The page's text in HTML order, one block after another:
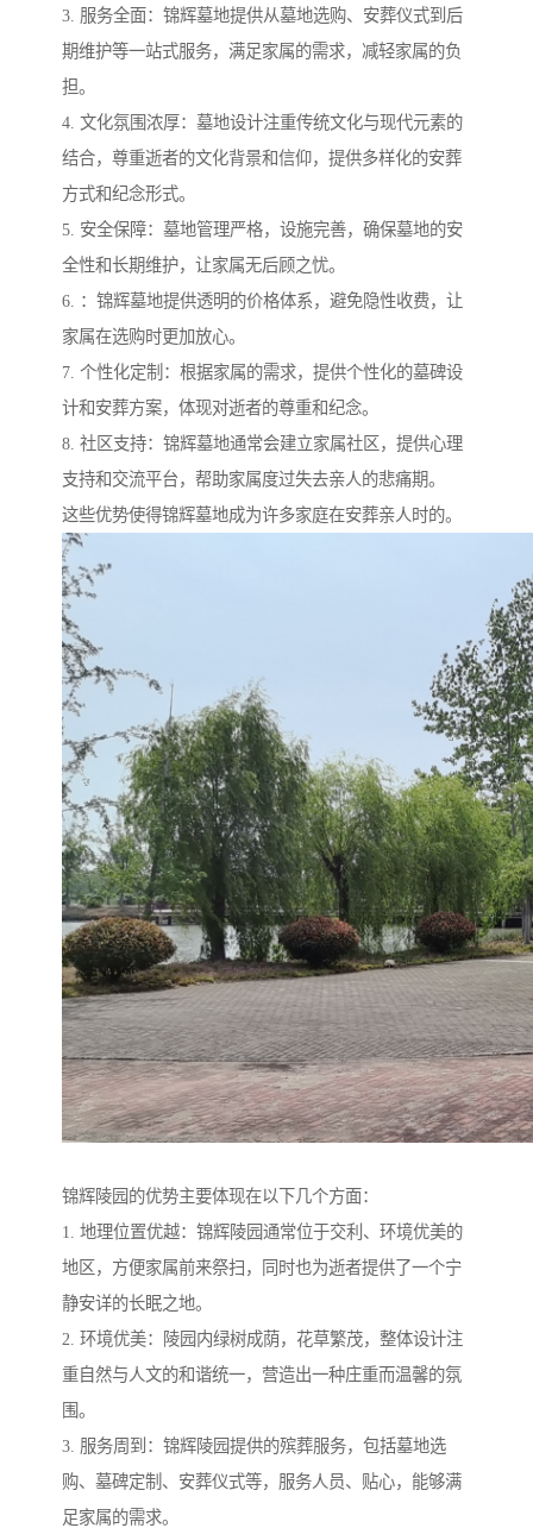
3. 服务全面：锦辉墓地提供从墓地选购、安葬仪式到后
期维护等一站式服务，满足家属的需求，减轻家属的负
担。
4. 文化氛围浓厚：墓地设计注重传统文化与现代元素的
结合，尊重逝者的文化背景和信仰，提供多样化的安葬
方式和纪念形式。
5. 安全保障：墓地管理严格，设施完善，确保墓地的安
全性和长期维护，让家属无后顾之忧。
6. ：锦辉墓地提供透明的价格体系，避免隐性收费，让
家属在选购时更加放心。
7. 个性化定制：根据家属的需求，提供个性化的墓碑设
计和安葬方案，体现对逝者的尊重和纪念。
8. 社区支持：锦辉墓地通常会建立家属社区，提供心理
支持和交流平台，帮助家属度过失去亲人的悲痛期。
这些优势使得锦辉墓地成为许多家庭在安葬亲人时的。
锦辉陵园的优势主要体现在以下几个方面：
1. 地理位置优越：锦辉陵园通常位于交利、环境优美的
地区，方便家属前来祭扫，同时也为逝者提供了一个宁
静安详的长眠之地。
2. 环境优美：陵园内绿树成荫，花草繁茂，整体设计注
重自然与人文的和谐统一，营造出一种庄重而温馨的氛
围。
3. 服务周到：锦辉陵园提供的殡葬服务，包括墓地选
购、墓碑定制、安葬仪式等，服务人员、贴心，能够满
足家属的需求。